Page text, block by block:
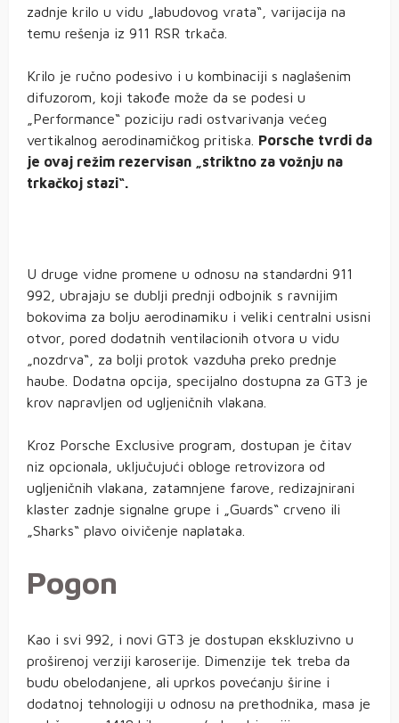
zadnje krilo u vidu „labudovog vrata“, varijacija na
temu rešenja iz 911 RSR trkača.
Krilo je ručno podesivo i u kombinaciji s naglašenim
difuzorom, koji takođe može da se podesi u
„Performance“ poziciju radi ostvarivanja većeg
vertikalnog aerodinamičkog pritiska. Porsche tvrdi da
je ovaj režim rezervisan „striktno za vožnju na
trkačkoj stazi“.
U druge vidne promene u odnosu na standardni 911
992, ubrajaju se dublji prednji odbojnik s ravnijim
bokovima za bolju aerodinamiku i veliki centralni usisni
otvor, pored dodatnih ventilacionih otvora u vidu
„nozdrva“, za bolji protok vazduha preko prednje
haube. Dodatna opcija, specijalno dostupna za GT3 je
krov napravljen od ugljeničnih vlakana.
Kroz Porsche Exclusive program, dostupan je čitav
niz opcionala, uključujući obloge retrovizora od
ugljeničnih vlakana, zatamnjene farove, redizajnirani
klaster zadnje signalne grupe i „Guards“ crveno ili
„Sharks“ plavo oivičenje naplataka.
Pogon
Kao i svi 992, i novi GT3 je dostupan ekskluzivno u
proširenoj verziji karoserije. Dimenzije tek treba da
budu obelodanjene, ali uprkos povećanju širine i
dodatnoj tehnologiji u odnosu na prethodnika, masa je